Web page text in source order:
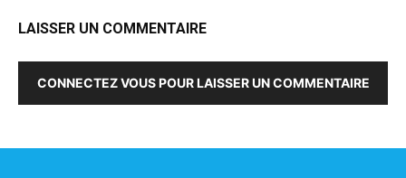
LAISSER UN COMMENTAIRE
CONNECTEZ VOUS POUR LAISSER UN COMMENTAIRE